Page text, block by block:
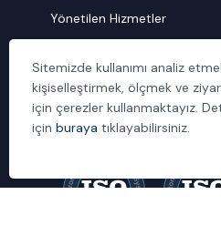
Yönetilen Hizmetler
Sitemizde kullanımı analiz
kişiselleştirmek, ölçmek ve
için çerezler kullanmaktayız.
için buraya tıklayabilirsiniz.